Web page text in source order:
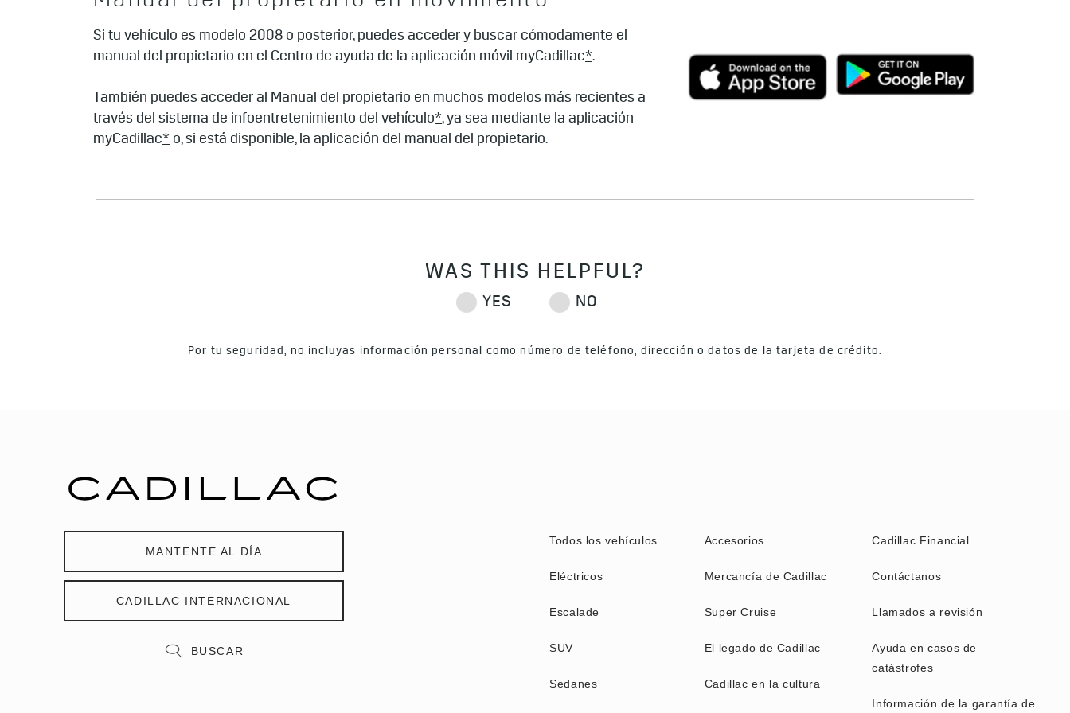
está disponible, descargar instrucciones de instalación.
También puedescontactar a tu concesionariosi tienes más preguntas o para programar la instalación.
Si tu vehículo es modelo 2008 o posterior, puedes acceder y buscar cómodamente el
manual del propietario en el Centro de ayuda de la aplicación móvil myCadillac*.
También puedes acceder al Manual del propietario en muchos modelos más recientes a
través del sistema de infoentretenimiento del vehículo*, ya sea mediante la aplicación
myCadillac* o, si está disponible, la aplicación del manual del propietario.
Por tu seguridad, no incluyas información personal como número de teléfono, dirección o datos de la tarjeta de crédito.